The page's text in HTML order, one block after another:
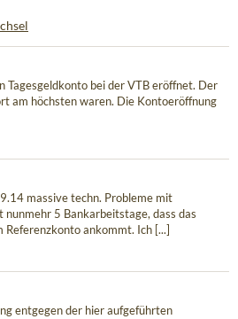
Tagesgeldkonto bei der VTB eröffnet. Der
am höchsten waren. Die Kontoeröffnung
massive techn. Probleme mit
5 Bankarbeitstage, dass das
ankommt. Ich [...]
entgegen der hier aufgeführten